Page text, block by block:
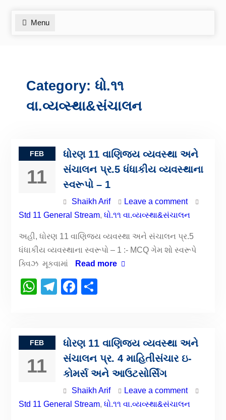
Menu
Category: ધો.૧૧
વા.વ્યવ્સ્થા&સંચાલન
FEB
11
ધોરણ 11 વાણિજય વ્યવસ્થા અને
સંચાલન પ્ર.5 ધંધાકીય વ્યવસ્થાના
સ્વરૂપો – 1
Shaikh Arif
Leave a comment
Std 11 General Stream, ધો.૧૧ વા.વ્યવ્સ્થા&સંચાલન
અહી, ધોરણ 11 વાણિજય વ્યવસ્થા અને સંચાલન પ્ર.5
ધંધાકીય વ્યવસ્થાના સ્વરૂપો – 1 :- MCQ ગેમ શો સ્વરૂપે
ક્વિઝ મૂકવામાં
Read more
WhatsApp
Telegram
Facebook
FEB
11
ધોરણ 11 વાણિજય વ્યવસ્થા અને
સંચાલન પ્ર. 4 માહિતીસંચાર ઇ-
કોમર્સ અને આઉટસોર્સિંગ
Shaikh Arif
Leave a comment
Std 11 General Stream, ધો.૧૧ વા.વ્યવ્સ્થા&સંચાલન